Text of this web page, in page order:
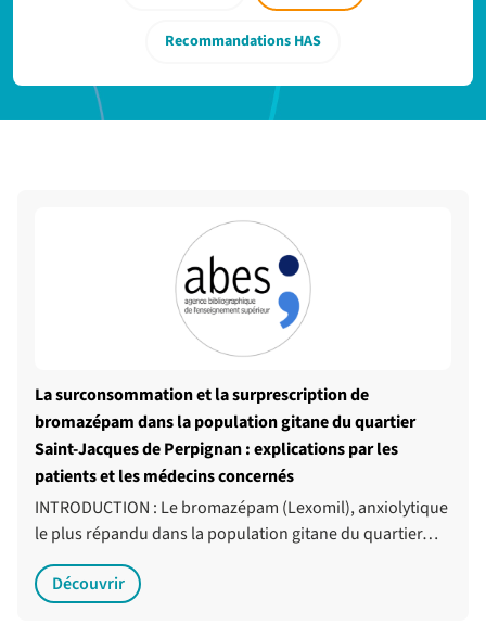
Recommandations HAS
La surconsommation et la surprescription de
bromazépam dans la population gitane du quartier
Saint-Jacques de Perpignan : explications par les
patients et les médecins concernés
INTRODUCTION : Le bromazépam (Lexomil), anxiolytique
le plus répandu dans la population gitane du quartier…
Découvrir